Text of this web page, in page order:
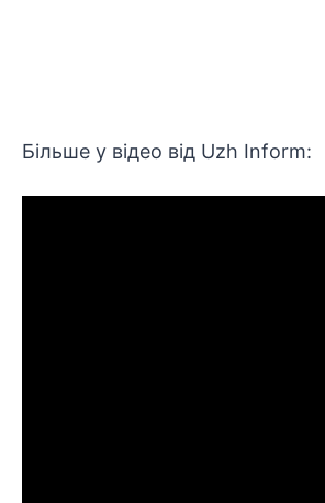
Більше у відео від Uzh Inform: